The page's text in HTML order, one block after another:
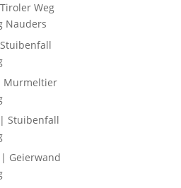
Weg
Nauders
Murmeltier
Stuibenfall
Geierwand